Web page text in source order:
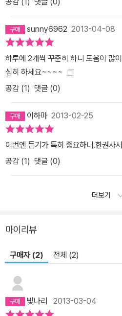
sunny6962 2013-04-08
하루에 2개씩 꾸준히 하니 도움이
심히 하세요~~~~
공감 (1) 댓글 (0)
이하마 2013-02-25
이번엔 듣기가 특히 중요하니.한권사
공감 (1) 댓글 (0)
더보기
마이리뷰
구매자 (2) 전체 (2)
빛나리 2013-03-04